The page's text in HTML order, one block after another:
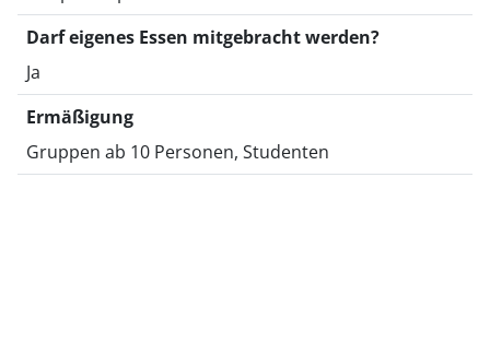
Darf eigenes Essen mitgebracht werden?
Ja
Ermäßigung
Gruppen ab 10 Personen, Studenten